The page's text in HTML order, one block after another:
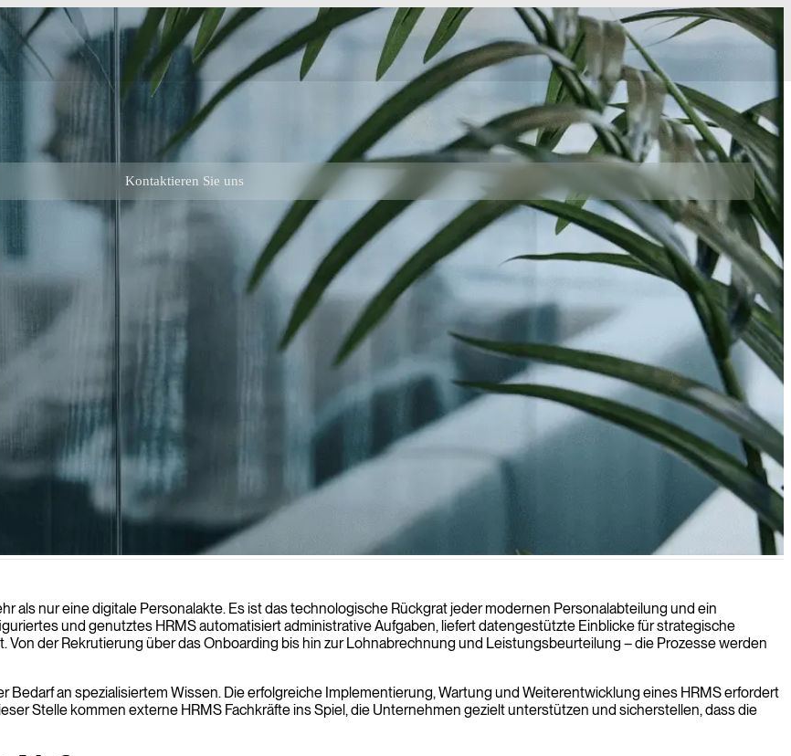
Kontaktieren Sie uns
erfahrenen HRMS-Spezialisten, die Systeme für eine bessere Verwaltung von Mitarbeiterdaten und Personalmanagement
als nur eine digitale Personalakte. Es ist das technologische Rückgrat jeder modernen Personalabteilung und ein
und genutztes HRMS automatisiert administrative Aufgaben, liefert datengestützte Einblicke für strategische
der Rekrutierung über das Onboarding bis hin zur Lohnabrechnung und Leistungsbeurteilung – die Prozesse werden
an spezialisiertem Wissen. Die erfolgreiche Implementierung, Wartung und Weiterentwicklung eines HRMS erfordert
Stelle kommen externe HRMS Fachkräfte ins Spiel, die Unternehmen gezielt unterstützen und sicherstellen, dass die